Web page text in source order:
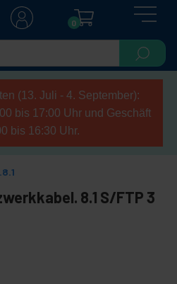
0
(13. Juli - 4. September):
bis 17:00 Uhr und Geschäft
bis 16:30 Uhr.
8.1 S/FTP 3